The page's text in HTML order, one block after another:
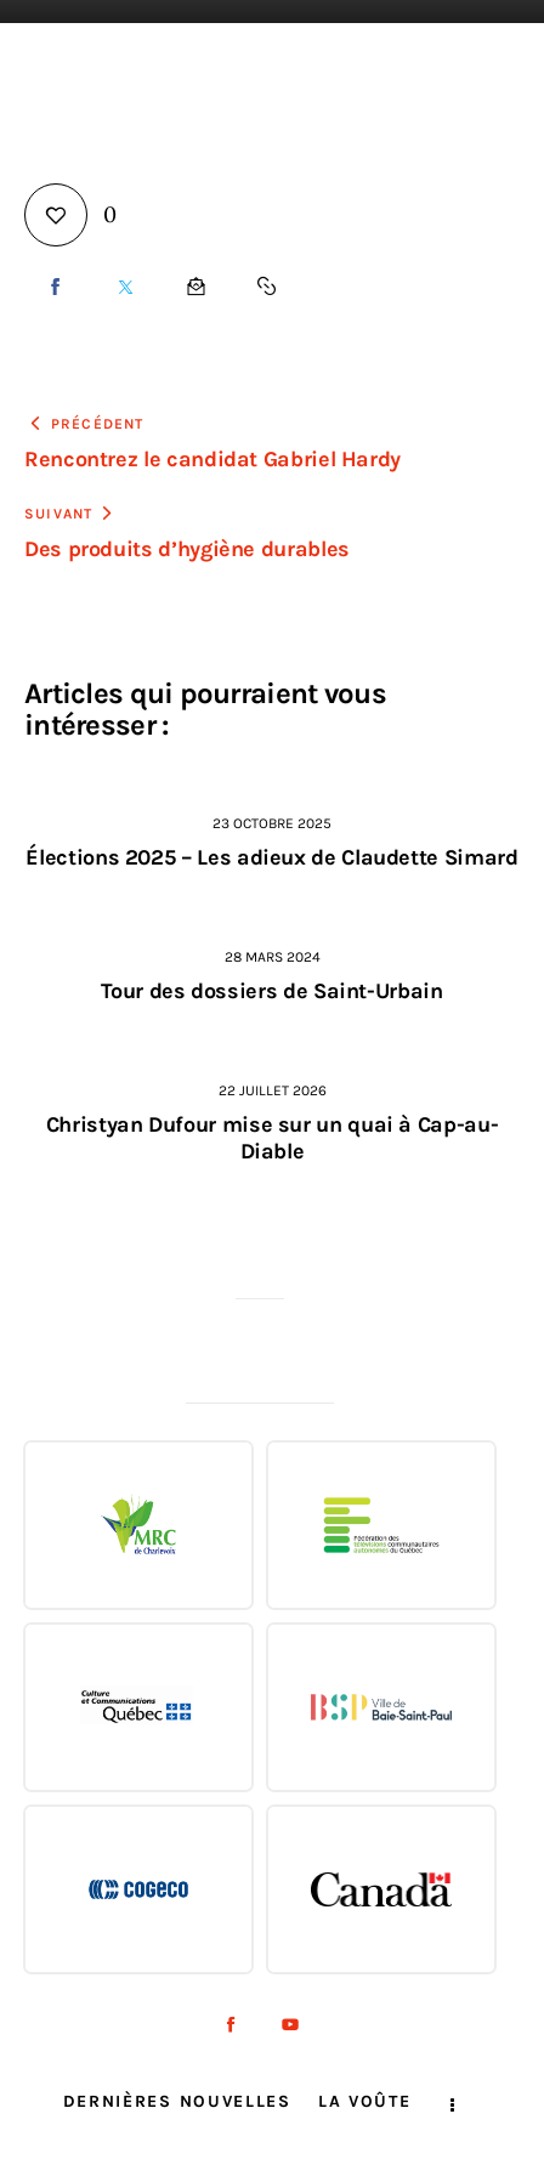
0
PRÉCÉDENT
Rencontrez le candidat Gabriel Hardy
SUIVANT
Des produits d’hygiène durables
Articles qui pourraient vous
intéresser :
23 OCTOBRE 2025
Élections 2025 – Les adieux de Claudette Simard
28 MARS 2024
Tour des dossiers de Saint-Urbain
22 JUILLET 2026
Christyan Dufour mise sur un quai à Cap-au-
Diable
DERNIÈRES NOUVELLES LA VOÛTE